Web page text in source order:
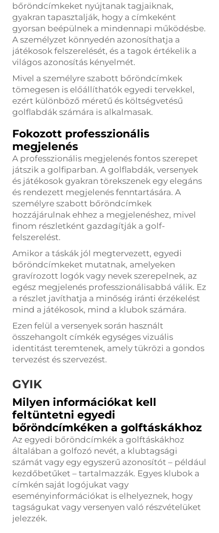
bőröndcímkeket nyújtanak tagjaiknak,
gyakran tapasztalják, hogy a címkeként
gyorsan beépülnek a mindennapi működésbe.
A személyzet könnyedén azonosíthatja a
játékosok felszerelését, és a tagok értékelik a
világos azonosítás kényelmét.
Mivel a személyre szabott bőröndcímkek
tömegesen is előállíthatók egyedi tervekkel,
ezért különböző méretű és költségvetésű
golflabdák számára is alkalmasak.
Fokozott professzionális
megjelenés
A professzionális megjelenés fontos szerepet
játszik a golfiparban. A golflabdák, versenyek
és játékosok gyakran törekszenek egy elegáns
és rendezett megjelenés fenntartására. A
személyre szabott bőröndcímkek
hozzájárulnak ehhez a megjelenéshez, mivel
finom részletként gazdagítják a golf-
felszerelést.
Amikor a táskák jól megtervezett, egyedi
bőröndcímkeket mutatnak, amelyeken
gravírozott logók vagy nevek szerepelnek, az
egész megjelenés professzionálisabbá válik. Ez
a részlet javíthatja a minőség iránti érzékelést
mind a játékosok, mind a klubok számára.
Ezen felül a versenyek során használt
összehangolt címkék egységes vizuális
identitást teremtenek, amely tükrözi a gondos
tervezést és szervezést.
GYIK
Milyen információkat kell
feltüntetni egyedi
bőröndcímkéken a golftáskákhoz
Az egyedi bőröndcímkék a golftáskákhoz
általában a golfozó nevét, a klubtagsági
számát vagy egy egyszerű azonosítót – például
kezdőbetűket – tartalmazzák. Egyes klubok a
címkén saját logójukat vagy
eseményinformációkat is elhelyeznek, hogy
tagságukat vagy versenyen való részvételüket
jelezzék.